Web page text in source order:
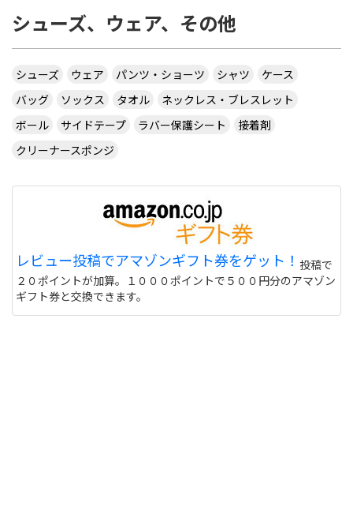
シューズ、ウェア、その他
シューズ ウェア パンツ・ショーツ シャツ
ケース
バッグ
ソックス タオル
ネックレス・ブレスレット
ボール
サイドテープ ラバー保護シート
接着剤
クリーナースポンジ
レビュー投稿でアマゾンギフト券をゲット！ 投稿で
２０ポイントが加算。１０００ポイントで５００円分のアマゾン
ギフト券と交換できます。